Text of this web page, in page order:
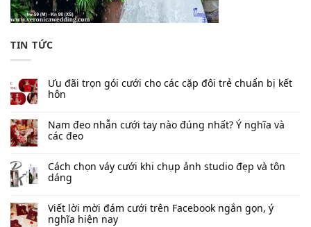
TIN TỨC
Ưu đãi trọn gói cưới cho các cặp đôi trẻ chuẩn bị kết
hôn
Nam đeo nhẫn cưới tay nào đúng nhất​? Ý nghĩa và
các đeo
Cách chọn váy cưới khi chụp ảnh studio đẹp và tôn
dáng
Viết lời mời đám cưới trên Facebook​ ngắn gọn, ý
nghĩa hiện nay